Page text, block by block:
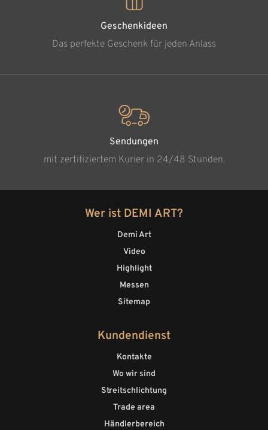
Geschenkideen
Das perfekte Geschenk für jeden Anlass
Sendungen
mit zertifiziertem Kurier in 24/48 Stunden.
Wer ist DEMI ART?
Demi Art
Video
Highlight
Messen
Sitemap
Kundendienst
Kontakte
Wo wir sind
Streitschlichtung
Trade area
Händlerbereich